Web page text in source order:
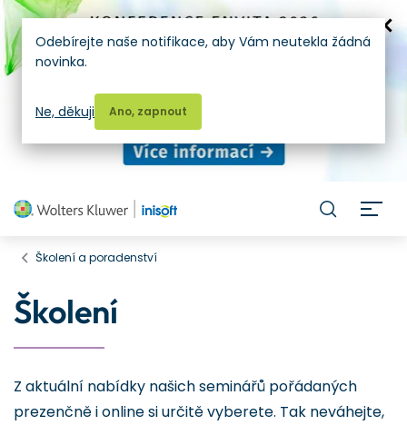
Školení a poradenství
Školení
Z aktuální nabídky našich seminářů pořádaných
prezenčně i online si určitě vyberete. Tak neváhejte,
Odebírejte naše notifikace, aby Vám neutekla žádná
novinka.
Ano, zapnout
Ne, děkuji